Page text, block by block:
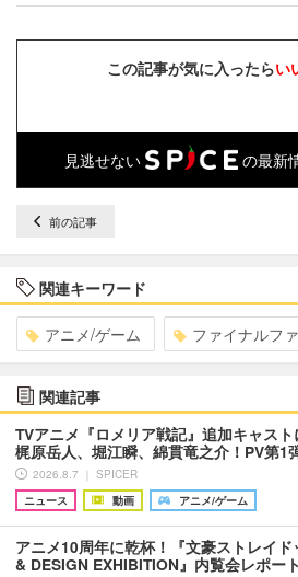
この記事が気に入ったらい
見逃せない の最新
前の記事
関連キーワード
アニメ/ゲーム ファイナルフ
関連記事
TVアニメ『ロメリア戦記』追加キャスト
梶原岳人、堀江瞬、綿貫竜之介！PV第1
2026.8.7 ｜ SPICER
ニュース
動画 アニメ/ゲーム
アニメ10周年に乾杯！『文豪ストレイ
& DESIGN EXHIBITION』内覧会レポート